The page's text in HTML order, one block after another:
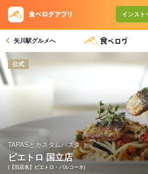
インスト
矢川駅グルメへ
公式
TAPASとカスタムパスタ
ピエトロ 国立店
(【旧店名】ピエトロ・バルコーネ)
コースで使えるクーポ
戻る
クーポンを利用せず予約す